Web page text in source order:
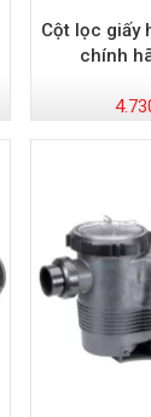
Cột lọc giấy
chính